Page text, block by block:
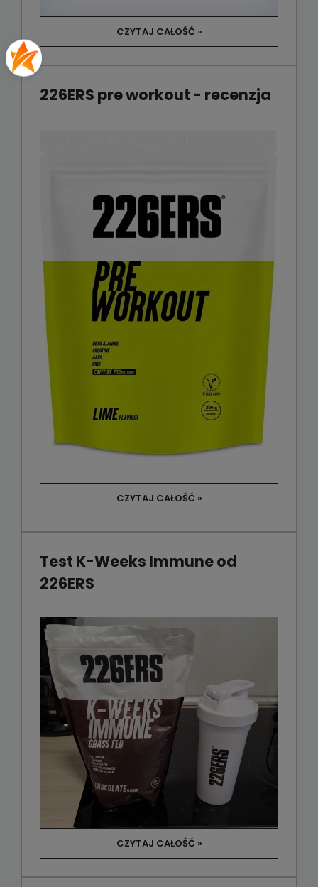
CZYTAJ CAŁOŚĆ »
226ERS pre workout - recenzja
CZYTAJ CAŁOŚĆ »
Test K-Weeks Immune od
226ERS
CZYTAJ CAŁOŚĆ »